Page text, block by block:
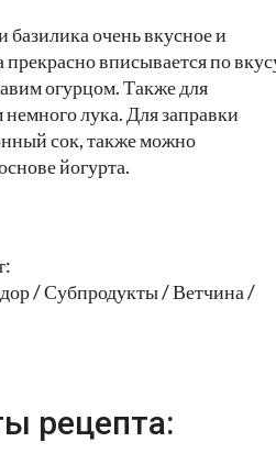
очень вкусное и
вписывается по
огурцом. Также для
лука. Для заправки
сок, также можно
йогурта.
/ Субпродукты / Ветчина /
рецепта: